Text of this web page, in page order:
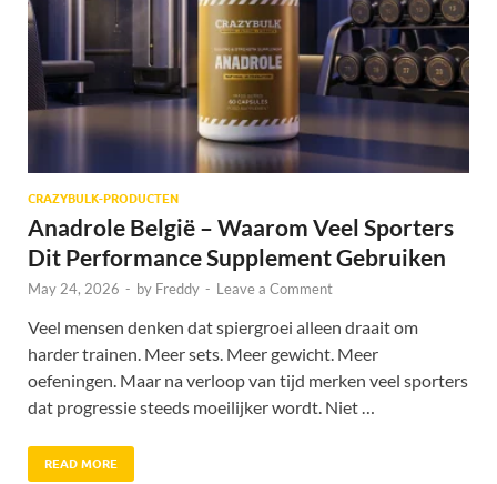
CRAZYBULK-PRODUCTEN
Anadrole België – Waarom Veel Sporters
Dit Performance Supplement Gebruiken
May 24, 2026 - by Freddy - Leave a Comment
Veel mensen denken dat spiergroei alleen draait om
harder trainen. Meer sets. Meer gewicht. Meer
oefeningen. Maar na verloop van tijd merken veel sporters
dat progressie steeds moeilijker wordt. Niet …
READ MORE